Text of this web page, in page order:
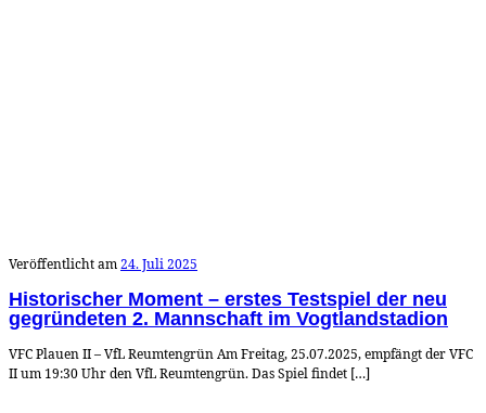
Veröffentlicht am24. Juli 2025
Historischer Moment – erstes Testspiel der neu
gegründeten 2. Mannschaft im Vogtlandstadion
VFC Plauen II – VfL Reumtengrün Am Freitag, 25.07.2025, empfängt der VFC
II um 19:30 Uhr den VfL Reumtengrün. Das Spiel findet […]